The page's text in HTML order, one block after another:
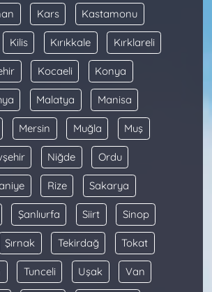
Kars Kastamonu
Kilis Kırıkkale Kırklareli
Kocaeli Konya
Malatya Manisa
Mersin Muğla Muş
Niğde Ordu
Rize Sakarya
Şanlıurfa Siirt Sinop
Şırnak Tekirdağ Tokat
Tunceli Uşak Van